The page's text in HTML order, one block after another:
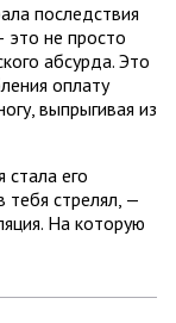
последствия
это не просто
абсурда. Это
оплату
выпрыгивая из
стала его
тебя стрелял, —
На которую